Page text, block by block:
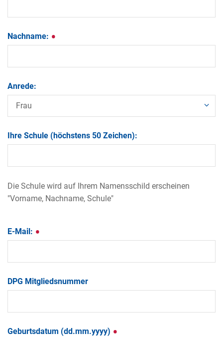
Nachname:
Anrede:
Ihre Schule (höchstens 50 Zeichen):
Die Schule wird auf Ihrem Namensschild erscheinen
"Vorname, Nachname, Schule"
E-Mail:
DPG Mitgliedsnummer
Geburtsdatum (dd.mm.yyyy)